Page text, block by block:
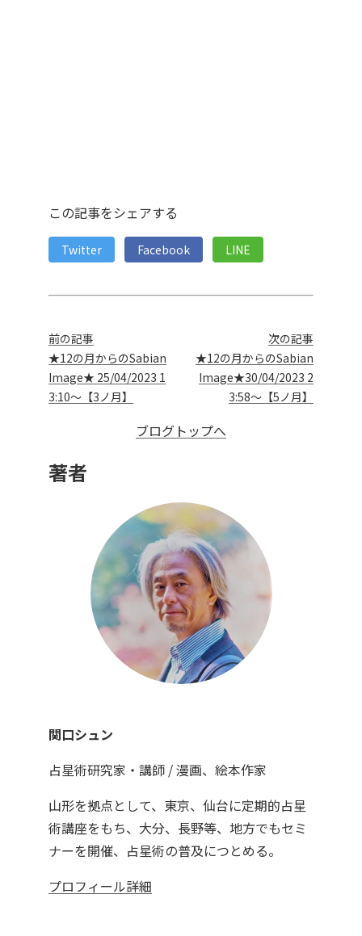
この記事をシェアする
Twitter Facebook LINE
前の記事
★12の月からのSabian
Image★ 25/04/2023 1
3:10～【3ノ月】
次の記事
★12の月からのSabian
Image★30/04/2023 2
3:58～【5ノ月】
ブログトップへ
著者
関口シュン
占星術研究家・講師 / 漫画、絵本作家
山形を拠点として、東京、仙台に定期的占星
術講座をもち、大分、長野等、地方でもセミ
ナーを開催、占星術の普及につとめる。
プロフィール詳細